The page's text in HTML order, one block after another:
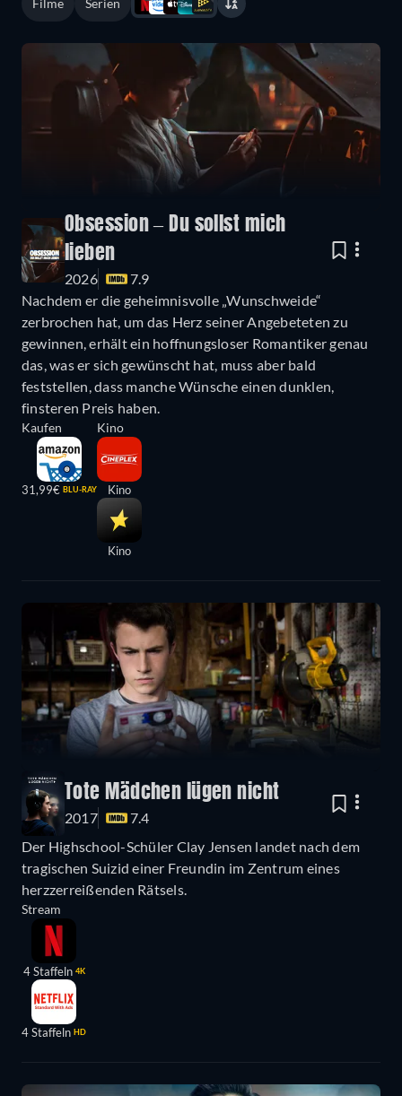
Obsession – Du sollst mich
lieben
2026
7.9
Nachdem er die geheimnisvolle „Wunschweide“
zerbrochen hat, um das Herz seiner Angebeteten zu
gewinnen, erhält ein hoffnungsloser Romantiker genau
das, was er sich gewünscht hat, muss aber bald
feststellen, dass manche Wünsche einen dunklen,
finsteren Preis haben.
Kaufen
31,99€ BLU-RAY
Kino
Kino
Kino
Tote Mädchen lügen nicht
2017
7.4
Der Highschool-Schüler Clay Jensen landet nach dem
tragischen Suizid einer Freundin im Zentrum eines
herzzerreißenden Rätsels.
Stream
4 Staffeln 4K
4 Staffeln HD